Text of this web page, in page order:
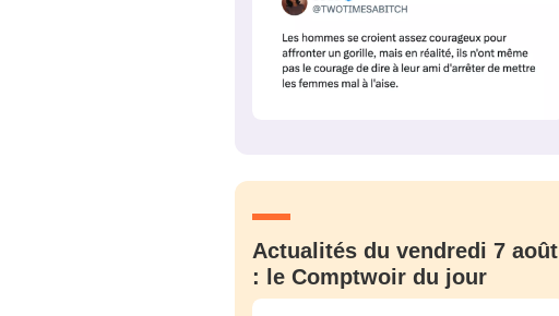
Actualités du vendredi 7 août
: le Comptwoir du jour